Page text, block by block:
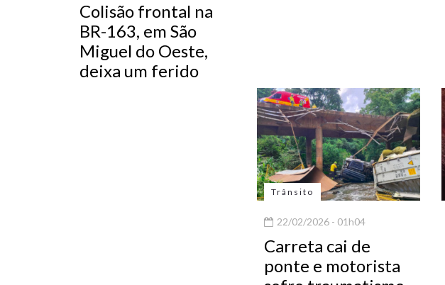
Colisão frontal na
BR-163, em São
Miguel do Oeste,
deixa um ferido
Trânsito
22/02/2026 - 01h04
Carreta cai de
ponte e motorista